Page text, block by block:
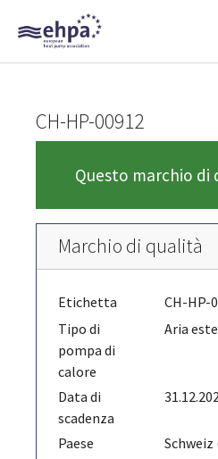
Skip to main navigation
Skip to main content
Skip to page footer
CH-HP-00912
Questo marchio di
Marchio di qualità
Etichetta CH-HP-
Tipo di
pompa di
calore
Aria
Data di
scadenza
Paese
Schweiz